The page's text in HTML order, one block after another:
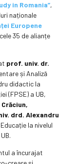
in Romania”,
naționale
Europene
35 de alianțe
prof. univ. dr.
și Analiză
didactic la
(FPSE) a UB,
drd. Alexandru
la nivelul
a încurajat